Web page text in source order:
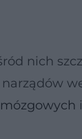
nich
i